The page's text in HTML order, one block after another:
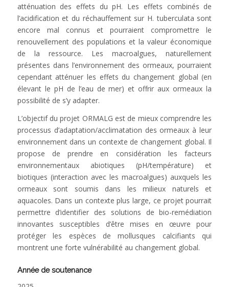
atténuation des effets du pH. Les effets combinés de
l’acidification et du réchauffement sur H. tuberculata sont
encore mal connus et pourraient compromettre le
renouvellement des populations et la valeur économique
de la ressource. Les macroalgues, naturellement
présentes dans l’environnement des ormeaux, pourraient
cependant atténuer les effets du changement global (en
élevant le pH de l’eau de mer) et offrir aux ormeaux la
possibilité de s’y adapter.
L’objectif du projet ORMALG est de mieux comprendre les
processus d’adaptation/acclimatation des ormeaux à leur
environnement dans un contexte de changement global. Il
propose de prendre en considération les facteurs
environnementaux abiotiques (pH/température) et
biotiques (interaction avec les macroalgues) auxquels les
ormeaux sont soumis dans les milieux naturels et
aquacoles. Dans un contexte plus large, ce projet pourrait
permettre d’identifier des solutions de bio-remédiation
innovantes susceptibles d’être mises en œuvre pour
protéger les espèces de mollusques calcifiants qui
montrent une forte vulnérabilité au changement global.
Année de soutenance